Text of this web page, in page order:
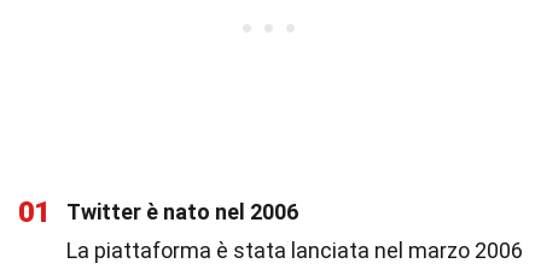
01
Twitter è nato nel 2006
La piattaforma è stata lanciata nel marzo 2006